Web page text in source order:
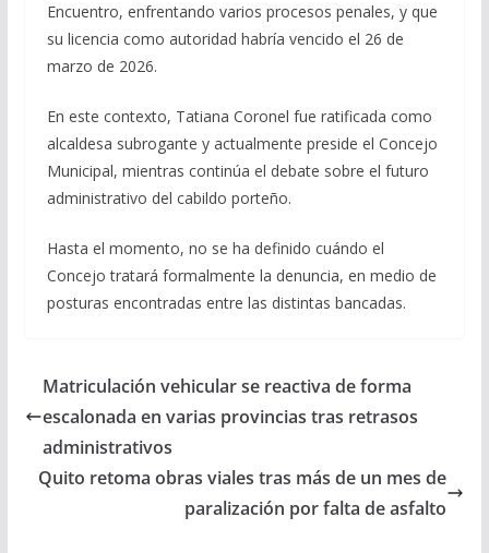
Encuentro, enfrentando varios procesos penales, y que
su licencia como autoridad habría vencido el 26 de
marzo de 2026.
En este contexto, Tatiana Coronel fue ratificada como
alcaldesa subrogante y actualmente preside el Concejo
Municipal, mientras continúa el debate sobre el futuro
administrativo del cabildo porteño.
Hasta el momento, no se ha definido cuándo el
Concejo tratará formalmente la denuncia, en medio de
posturas encontradas entre las distintas bancadas.
Matriculación vehicular se reactiva de forma
escalonada en varias provincias tras retrasos
administrativos
Quito retoma obras viales tras más de un mes de
paralización por falta de asfalto